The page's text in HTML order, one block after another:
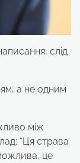
слід
а не одним
між
“Ця страва
це